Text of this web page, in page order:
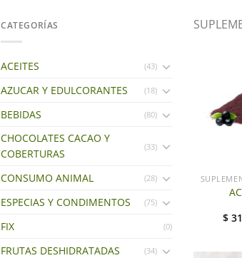
CATEGORÍAS
ACEITES (43)
AZUCAR Y EDULCORANTES (18)
BEBIDAS (80)
CHOCOLATES CACAO Y
COBERTURAS
(33)
CONSUMO ANIMAL (28)
ESPECIAS Y CONDIMENTOS (75)
FIX (0)
FRUTAS DESHIDRATADAS (34)
$